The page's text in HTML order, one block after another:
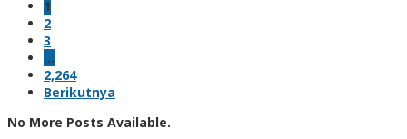
1
2
3
…
2,264
Berikutnya
No More Posts Available.